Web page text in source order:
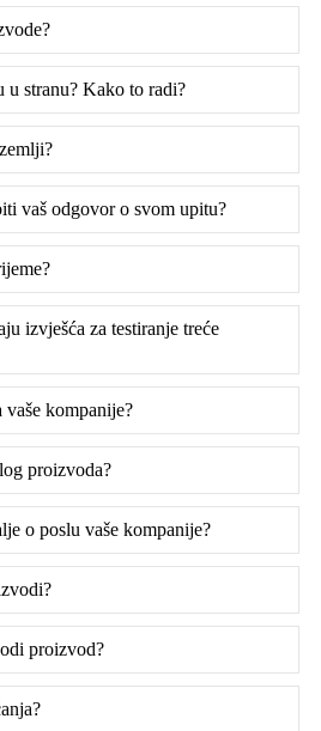
u stranu? Kako to radi?
vaš odgovor o svom upitu?
izvješća za testiranje treće
kompanije?
proizvoda?
o poslu vaše kompanije?
proizvod?